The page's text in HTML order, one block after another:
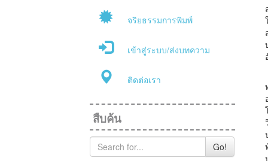
จริยธรรมการพิมพ์
เข้าสู่ระบบ/ส่งบทความ
ติดต่อเรา
สืบค้น
Go!